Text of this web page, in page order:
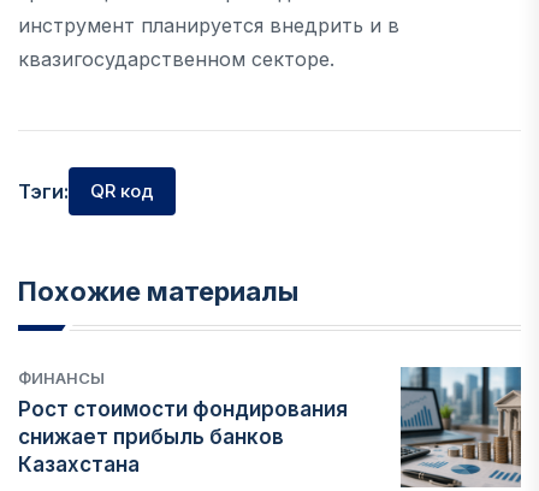
инструмент планируется внедрить и в
квазигосударственном секторе.
Тэги: QR код
Похожие материалы
ФИНАНСЫ
Рост стоимости фондирования
снижает прибыль банков
Казахстана